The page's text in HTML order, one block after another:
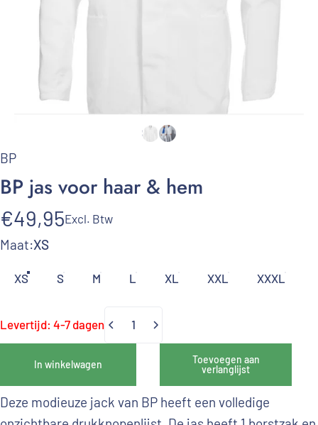
BP
BP jas voor haar & hem
€49,95Excl. Btw
Maat
Maat:XS
XS S M L XL XXL XXXL
Levertijd: 4-7 dagen
In winkelwagen
Toevoegen aan
verlanglijst
Deze modieuze jack van BP heeft een volledige